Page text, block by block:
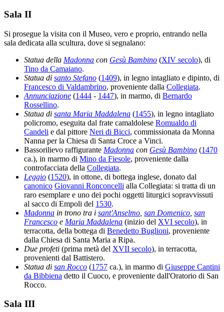
Sala II
Si prosegue la visita con il Museo, vero e proprio, entrando nella
sala dedicata alla scultura, dove si segnalano:
Statua della Madonna con Gesù Bambino (XIV secolo), di
Tino da Camaiano.
Statua di santo Stefano (1409), in legno intagliato e dipinto, di
Francesco di Valdambrino, proveniente dalla Collegiata.
Annunciazione (1444 - 1447), in marmo, di Bernardo
Rossellino.
Statua di santa Maria Maddalena (1455), in legno intagliato
policromo, eseguita dal frate camaldolese Romualdo di
Candeli e dal pittore Neri di Bicci, commissionata da Monna
Nanna per la Chiesa di Santa Croce a Vinci.
Bassorilievo raffigurante Madonna con Gesù Bambino (1470
ca.), in marmo di Mino da Fiesole, proveniente dalla
controfacciata della Collegiata.
Leggio (1520), in ottone, di bottega inglese, donato dal
canonico Giovanni Ronconcelli alla Collegiata: si tratta di un
raro esemplare e uno dei pochi oggetti liturgici sopravvissuti
al sacco di Empoli del 1530.
Madonna in trono tra i sant'Anselmo san Domenico san
Francesco e Maria Maddalena (inizio del XVI secolo), in
terracotta, della bottega di Benedetto Buglioni, proveniente
dalla Chiesa di Santa Maria a Ripa.
Due profeti (prima metà del XVII secolo), in terracotta,
provenienti dal Battistero.
Statua di san Rocco (1757 ca.), in marmo di Giuseppe Cantini
da Bibbiena detto il Cuoco, e proveniente dall'Oratorio di San
Rocco.
Sala III